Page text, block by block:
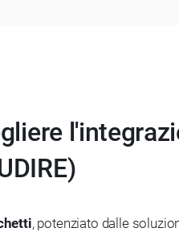
, potenziato dalle